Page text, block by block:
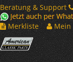
Beratung & Support
Merkliste
Mein